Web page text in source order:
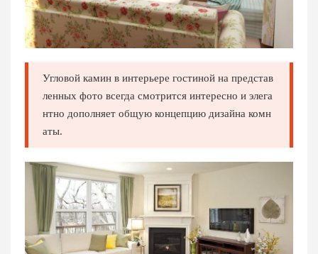
Угловой камин в интерьере гостиной на представ
ленных фото всегда смотрится интересно и элега
нтно дополняет общую концепцию дизайна комн
аты.